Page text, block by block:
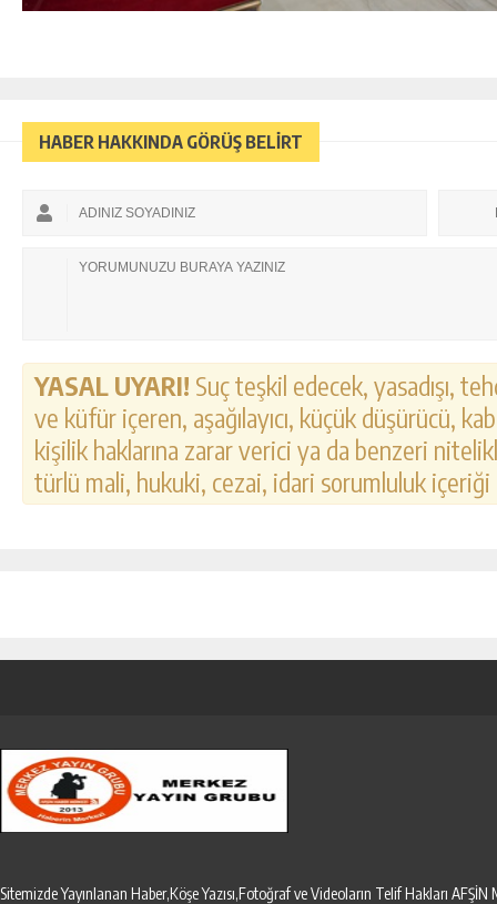
HABER HAKKINDA GÖRÜŞ BELİRT
YASAL UYARI! Suç teşkil edecek, yasadışı,
ve küfür içeren, aşağılayıcı, küçük düşürücü,
kişilik haklarına zarar verici ya da benzeri
türlü mali, hukuki, cezai, idari sorumluluk
Sitemizde Yayınlanan Haber,Köşe Yazısı,Fotoğraf ve Videoların Telif Hakları